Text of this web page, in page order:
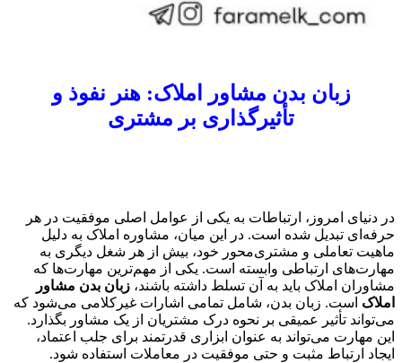
زبان بدن مشاور املاک: هنر نفوذ و
تأثیرگذاری بر مشتری
در دنیای امروز، ارتباطات به یکی از عوامل اصلی موفقیت در هر
حرفه‌ای تبدیل شده است. در این میان، مشاوره املاک به دلیل
ماهیت تعاملی و مشتری‌محور خود، بیش از هر شغل دیگری به
مهارت‌های ارتباطی وابسته است. یکی از مهم‌ترین مهارت‌ها که
مشاوران املاک باید به آن تسلط داشته باشند، زبان بدن مشاور
املاک است. زبان بدن، شامل تمامی اشارات غیرکلامی می‌شود که
می‌تواند تأثیر عمیقی بر نحوه درک مشتریان از یک مشاور بگذارد.
این مهارت می‌تواند به عنوان ابزاری قدرتمند برای جلب اعتماد،
ایجاد ارتباط مثبت و حتی موفقیت در معاملات استفاده شود.